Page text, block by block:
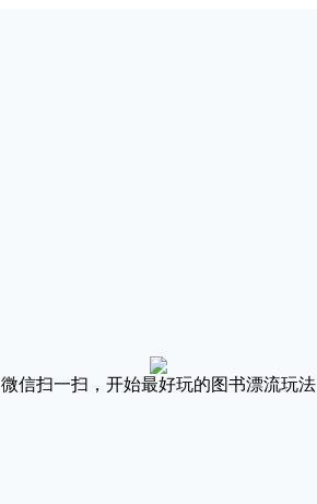
微信扫一扫，开始最好玩的图书漂流玩法